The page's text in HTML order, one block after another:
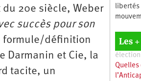
20e siècle, Weber
succès pour son
formule/définition
Darmanin et Cie, la
tacite, un
libertés
Les
Quelles